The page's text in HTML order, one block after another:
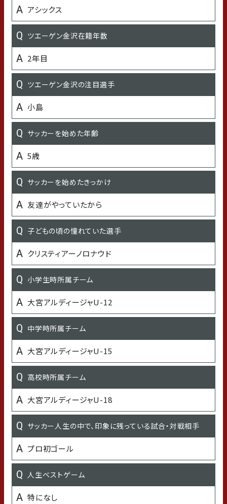
アシックス
ツエーゲン金沢在籍年数
2年目
ツエーゲン金沢の注目選手
小島
サッカーを始めた年齢
5歳
サッカーを始めたきっかけ
友達がやっていたから
子どもの頃の憧れていた選手
クリスティアーノロナウド
小学生時所属チーム
大宮アルディージャU-12
中学時所属チーム
大宮アルディージャU-15
高校時所属チーム
大宮アルディージャU-18
サッカー人生の中で、印象に残っている試合・対戦相手
プロ初ゴール
人生ベストゲーム
特になし
好きな（よく聴く）アーティストや音楽
好きなTV番組 or Youtubeチャンネル
最近嬉しかったこと
最近の悩み
寒い